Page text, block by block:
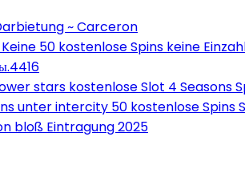
~ Carceron
50 kostenlose Spins keine
stars kostenlose Slot 4 Seasons
unter intercity 50 kostenlose
bloß Eintragung 2025